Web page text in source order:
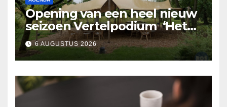
Opening van een heel nieuw
seizoen Vertelpodium ‘Het
Lopende Vuur’. Landelijke
verhalen in Bomentuin D’n
Hooidonk
6 AUGUSTUS 2026